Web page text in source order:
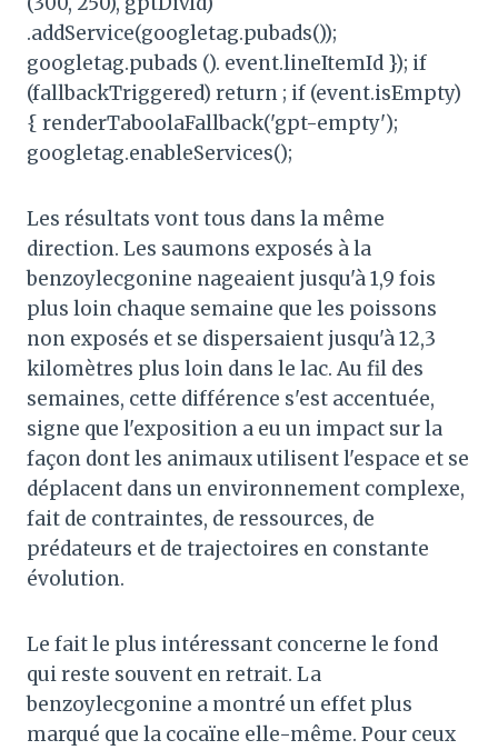
.addService(googletag.pubads());
googletag.pubads (). event.lineItemId }); if
(fallbackTriggered) return ; if (event.isEmpty)
{ renderTaboolaFallback('gpt-empty');
googletag.enableServices();
Les résultats vont tous dans la même
direction. Les saumons exposés à la
benzoylecgonine nageaient jusqu'à 1,9 fois
plus loin chaque semaine que les poissons
non exposés et se dispersaient jusqu'à 12,3
kilomètres plus loin dans le lac. Au fil des
semaines, cette différence s'est accentuée,
signe que l'exposition a eu un impact sur la
façon dont les animaux utilisent l'espace et se
déplacent dans un environnement complexe,
fait de contraintes, de ressources, de
prédateurs et de trajectoires en constante
évolution.
Le fait le plus intéressant concerne le fond
qui reste souvent en retrait. La
benzoylecgonine a montré un effet plus
marqué que la cocaïne elle-même. Pour ceux